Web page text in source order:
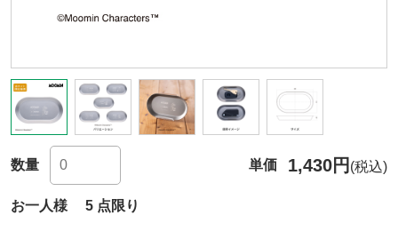
数量 単価 1,430円 (税込)
お一人様 5 点限り